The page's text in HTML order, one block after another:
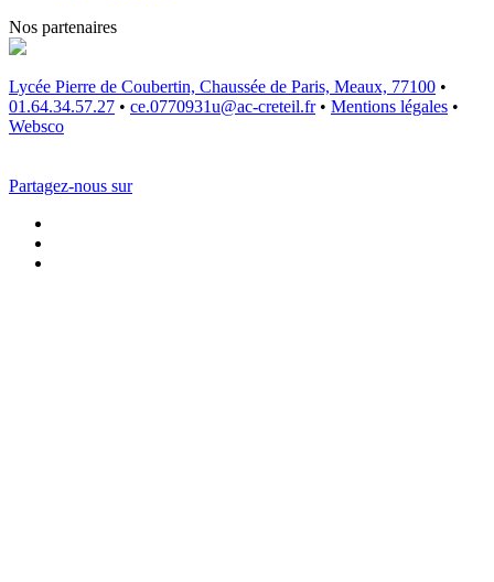
Nos partenaires
Lycée Pierre de Coubertin, Chaussée de Paris, Meaux, 77100 •
01.64.34.57.27 • ce.0770931u@ac-creteil.fr • Mentions légales •
Websco
Partagez-nous sur